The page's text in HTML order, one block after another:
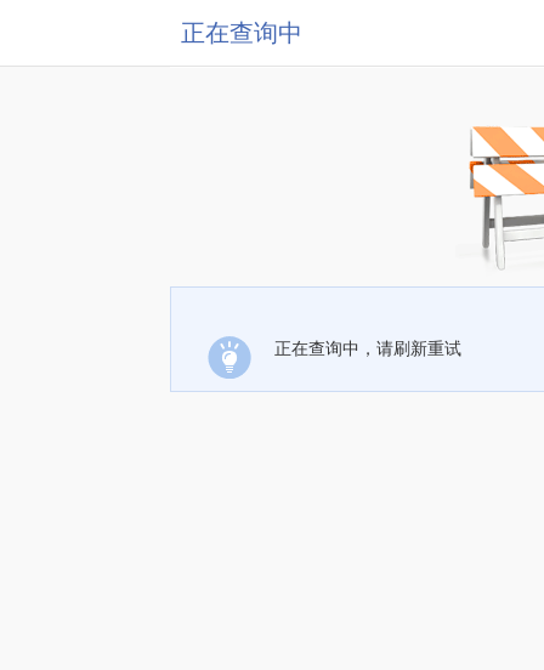
正在查询中
正在查询中，请刷新重试